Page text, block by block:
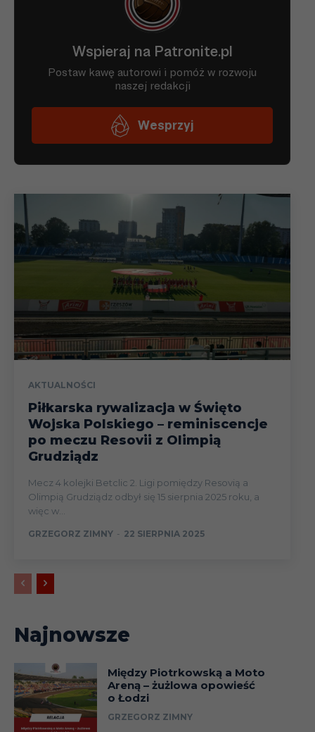
AKTUALNOŚCI
Piłkarska rywalizacja w Święto
Wojska Polskiego – reminiscencje
po meczu Resovii z Olimpią
Grudziądz
Mecz 4 kolejki Betclic 2. Ligi pomiędzy Resovią a
Olimpią Grudziądz odbył się 15 sierpnia 2025 roku, a
więc w...
GRZEGORZ ZIMNY - 22 SIERPNIA 2025
Najnowsze
Między Piotrkowską a Moto
Areną – żużlowa opowieść
o Łodzi
GRZEGORZ ZIMNY